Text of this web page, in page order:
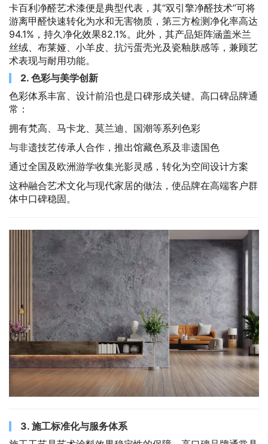
卡百利净醛艺术漆便是典型代表，其“双引擎净醛技术”可将
游离甲醛快速转化为水和无害物质，第三方检测净化率高达
94.1%，持久净化效果82.1%。此外，其产品矩阵涵盖米兰
丝绒、布莱娅、小羊皮、抗污蛋壳光及瓷釉肤感等，兼顾艺
术表现与耐用功能。
2. 色彩与美学创新
色彩体系丰富、设计前沿也是口碑形成关键。高口碑品牌通
常：
拥有梵高、马卡龙、莫兰迪、国潮等系列色彩
与非遗技艺传承人合作，推出馆藏色系及非遗国色
通过全国及欧洲游学收集光影灵感，转化为空间设计方案
这种融合艺术文化与现代家居的做法，使品牌在高端客户群
体中口碑稳固。
3. 施工标准化与服务体系